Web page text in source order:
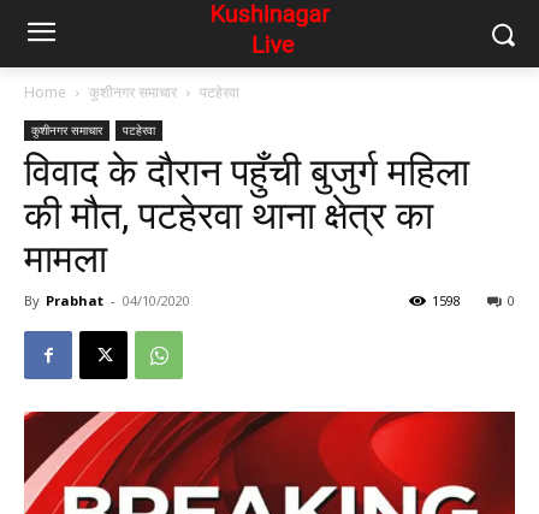
Home कुशीनगर समाचार पटहेरवा
कुशीनगर समाचार पटहेरवा
विवाद के दौरान पहुँची बुजुर्ग महिला
की मौत, पटहेरवा थाना क्षेत्र का
मामला
By Prabhat - 04/10/2020 0
1598